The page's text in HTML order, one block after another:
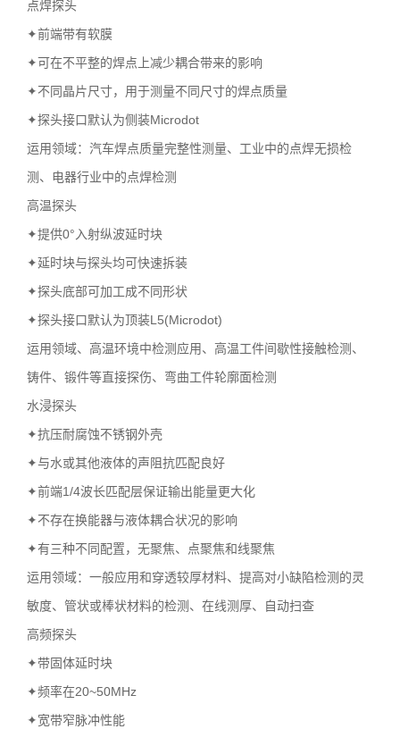
点焊探头
✦前端带有软膜
✦可在不平整的焊点上减少耦合带来的影响
✦不同晶片尺寸，用于测量不同尺寸的焊点质量
✦探头接口默认为侧装Microdot
运用领域：汽车焊点质量完整性测量、工业中的点焊无损检
测、电器行业中的点焊检测
高温探头
✦提供0°入射纵波延时块
✦延时块与探头均可快速拆装
✦探头底部可加工成不同形状
✦探头接口默认为顶装L5(Microdot)
运用领域、高温环境中检测应用、高温工件间歇性接触检测、
铸件、锻件等直接探伤、弯曲工件轮廓面检测
水浸探头
✦抗压耐腐蚀不锈钢外壳
✦与水或其他液体的声阻抗匹配良好
✦前端1/4波长匹配层保证输出能量更大化
✦不存在换能器与液体耦合状况的影响
✦有三种不同配置，无聚焦、点聚焦和线聚焦
运用领域：一般应用和穿透较厚材料、提高对小缺陷检测的灵
敏度、管状或棒状材料的检测、在线测厚、自动扫查
高频探头
✦带固体延时块
✦频率在20~50MHz
✦宽带窄脉冲性能